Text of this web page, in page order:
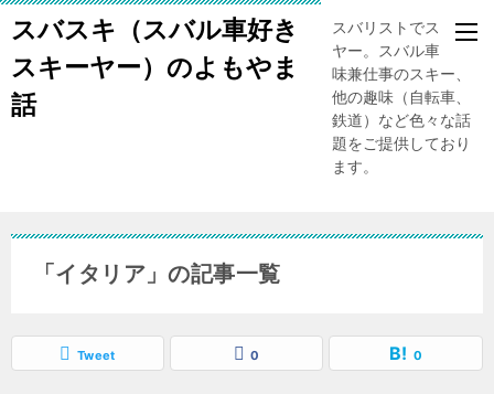
スバスキ（スバル車好き
スキーヤー）のよもやま
話
スバリストでスキー
ヤー。スバル車、趣
味兼仕事のスキー、
他の趣味（自転車、
鉄道）など色々な話
題をご提供しており
ます。
「イタリア」の記事一覧
Tweet 0 0